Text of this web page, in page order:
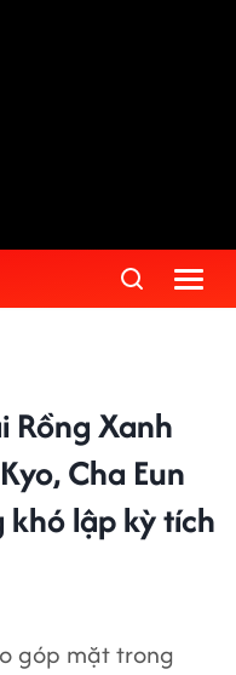
Rồng Xanh
Cha Eun
lập kỳ tích
góp mặt trong